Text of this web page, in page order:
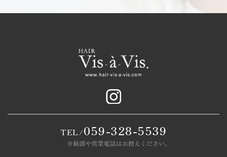
TEL /059-328-5539